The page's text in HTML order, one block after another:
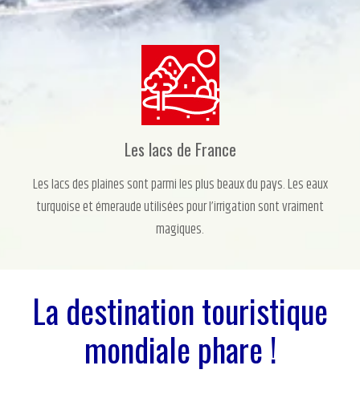
Les lacs de France
Les lacs des plaines sont parmi les plus beaux du pays. Les eaux
turquoise et émeraude utilisées pour l’irrigation sont vraiment
magiques.
La destination touristique
mondiale phare !